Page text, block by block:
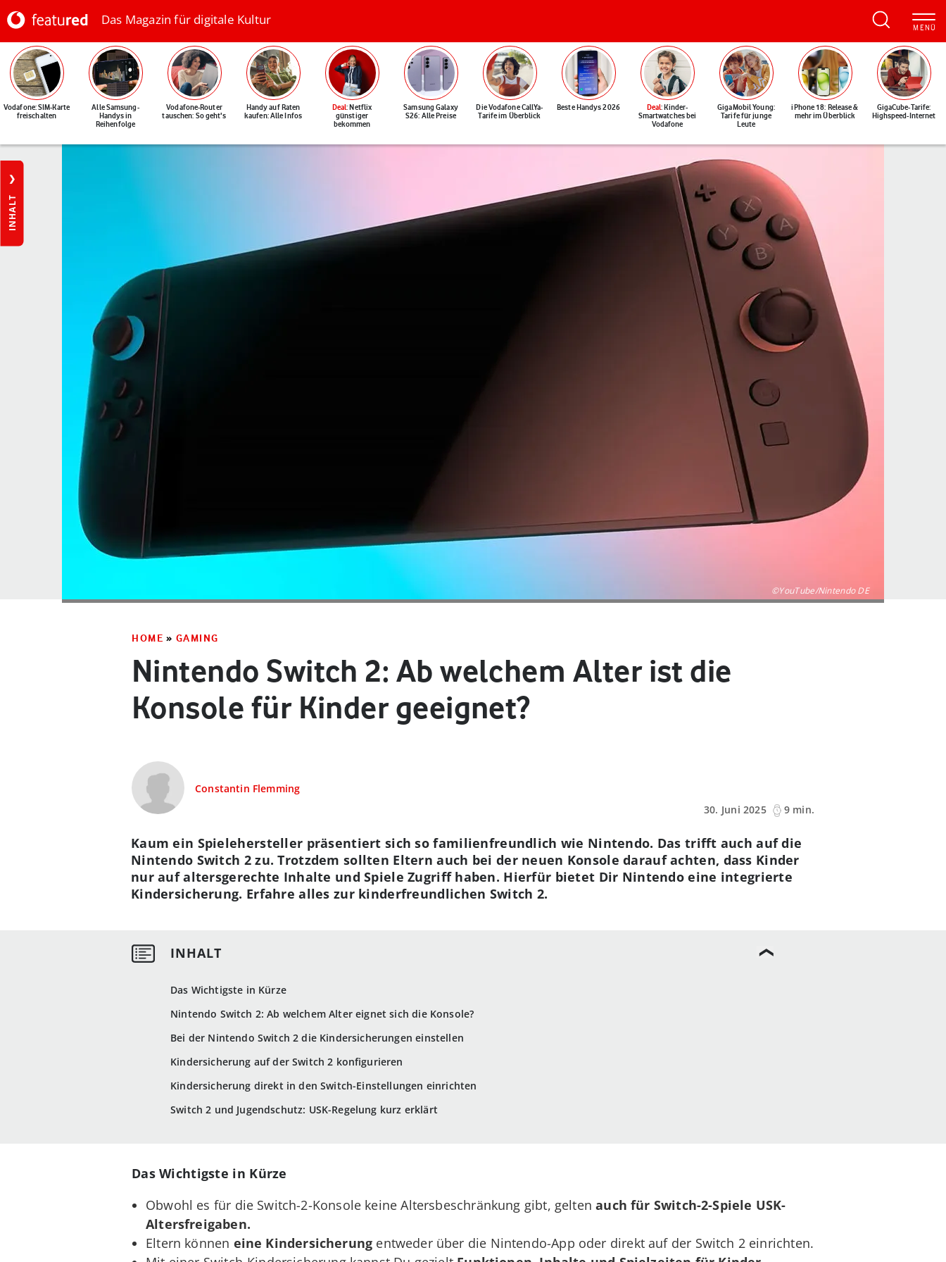
Das Magazin für digitale Kultur
Vodafone: SIM-Karte
freischalten
Alle Samsung-
Handys in
Reihenfolge
Vodafone-Router
tauschen: So geht's
Handy auf Raten
kaufen: Alle Infos
Deal: Netflix
günstiger
bekommen
Samsung Galaxy
S26: Alle Preise
Die Vodafone CallYa-
Tarife im Überblick
Beste Handys 2026 Deal: Kinder-
Smartwatches bei
Vodafone
GigaMobil Young:
Tarife für junge
Leute
iPhone 18: Release &
mehr im Überblick
GigaCube-Tarife:
Highspeed-Internet
INHALT
©YouTube/Nintendo DE
HOME » GAMING
Nintendo Switch 2: Ab welchem Alter ist die
Konsole für Kinder geeignet?
Constantin Flemming
30. Juni 2025
9 min.
Das Wichtigste in Kürze
Nintendo Switch 2: Ab welchem Alter eignet sich die Konsole?
Bei der Nintendo Switch 2 die Kindersicherungen einstellen
Kindersicherung auf der Switch 2 konfigurieren
Kindersicherung direkt in den Switch-Einstellungen einrichten
Switch 2 und Jugendschutz: USK-Regelung kurz erklärt
Kaum ein Spielehersteller präsentiert sich so familienfreundlich wie Nintendo. Das trifft auch auf die
Nintendo Switch 2 zu. Trotzdem sollten Eltern auch bei der neuen Konsole darauf achten, dass Kinder
nur auf altersgerechte Inhalte und Spiele Zugriff haben. Hierfür bietet Dir Nintendo eine integrierte
Kindersicherung. Erfahre alles zur kinderfreundlichen Switch 2.
Das Wichtigste in Kürze
Obwohl es für die Switch-2-Konsole keine Altersbeschränkung gibt, geltenauch für Switch-2-Spiele USK-
Altersfreigaben.
Eltern können eine Kindersicherung entweder über die Nintendo-App oder direkt auf der Switch 2 einrichten.